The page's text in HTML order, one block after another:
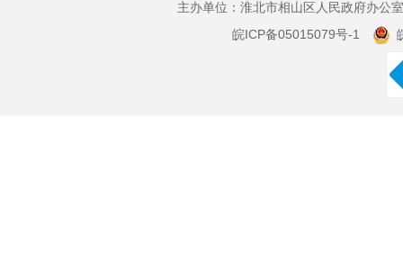
主办单位：淮北市相山区人民政府办
皖ICP备05015079号-1